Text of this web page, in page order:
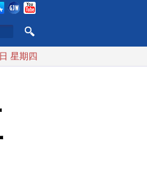
清德親登雲豹前進圓山指揮所
星期四